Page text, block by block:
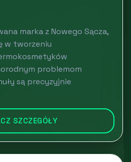
marka z Nowego Sącza,
w tworzeniu
problemom
są precyzyjnie
SZCZEGÓŁY